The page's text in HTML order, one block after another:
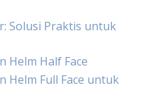
Solusi Praktis untuk
Helm Half Face
Helm Full Face untuk